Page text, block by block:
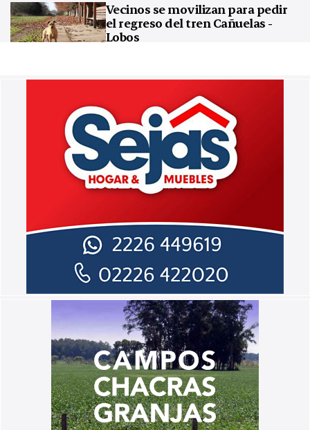
Vecinos se movilizan para pedir
el regreso del tren Cañuelas -
Lobos